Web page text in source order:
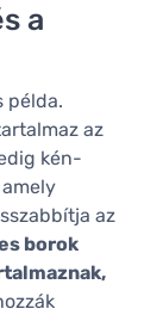
a
példa.
az
kén-
az
borok